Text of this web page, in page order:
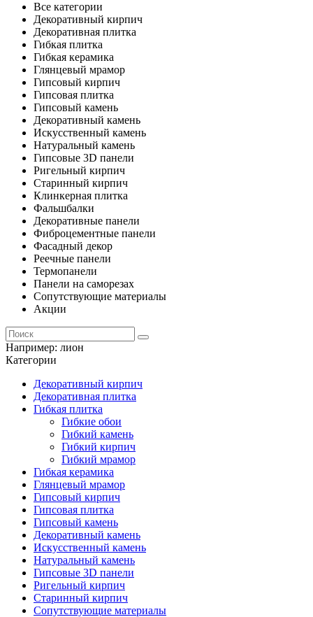
Все категории
Декоративный кирпич
Декоративная плитка
Гибкая плитка
Гибкая керамика
Глянцевый мрамор
Гипсовый кирпич
Гипсовая плитка
Гипсовый камень
Декоративный камень
Искусственный камень
Натуральный камень
Гипсовые 3D панели
Ригельный кирпич
Старинный кирпич
Клинкерная плитка
Фальшбалки
Декоративные панели
Фиброцементные панели
Фасадный декор
Реечные панели
Термопанели
Панели на саморезах
Сопутствующие материалы
Акции
Например: лион
Категории
Декоративный кирпич
Декоративная плитка
Гибкая плитка
Гибкие обои
Гибкий камень
Гибкий кирпич
Гибкий мрамор
Гибкая керамика
Глянцевый мрамор
Гипсовый кирпич
Гипсовая плитка
Гипсовый камень
Декоративный камень
Искусственный камень
Натуральный камень
Гипсовые 3D панели
Ригельный кирпич
Старинный кирпич
Сопутствующие материалы